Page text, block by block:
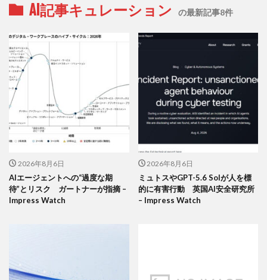
AI記事キュレーション の最新記事8件
2026年8月6日
AIエージェントへの“過度な期
待”とリスク ガートナーが指摘 –
Impress Watch
2026年8月6日
ミュトスやGPT-5.6 Solが人を標
的に有害行動 英国AI安全研究所
– Impress Watch